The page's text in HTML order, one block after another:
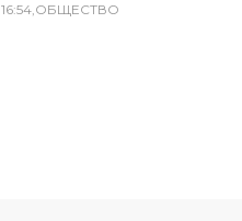
16:54,ОБЩЕСТВО